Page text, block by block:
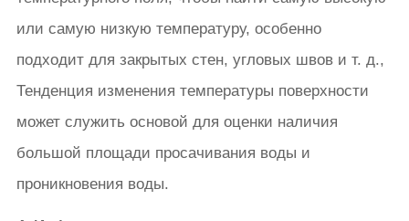
или самую низкую температуру, особенно
подходит для закрытых стен, угловых швов и т. д.,
Тенденция изменения температуры поверхности
может служить основой для оценки наличия
большой площади просачивания воды и
проникновения воды.